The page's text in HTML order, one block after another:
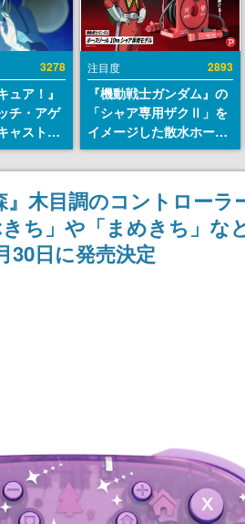
3278
ュア！』
チ・アゲ
ャストは
判明。
始める異
トー役、
イク』山
注目度 2893
『機動戦士ガンダム』の
「シャア専用ザクⅡ」を
イメージした散水ホース
リールが予約開始。本体
にはシャアのパーソナル
マークやジオン公国軍の
エンブレム、型式番号な
どを配置
』木目調のコントローラ
ち」や「まめきち」な
30日に発売決定